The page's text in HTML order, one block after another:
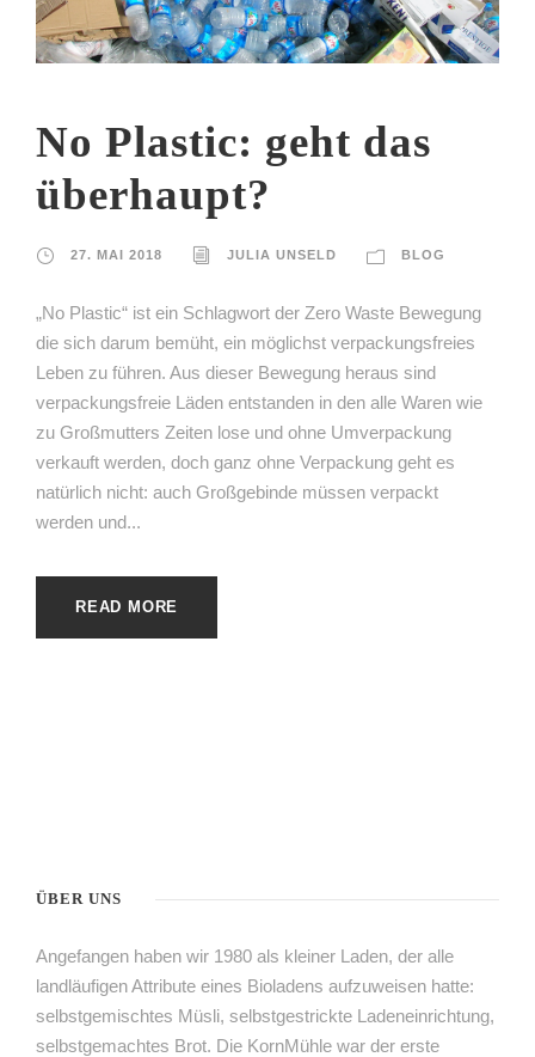
No Plastic: geht das
überhaupt?
27. MAI 2018 JULIA UNSELD BLOG
„No Plastic“ ist ein Schlagwort der Zero Waste Bewegung
die sich darum bemüht, ein möglichst verpackungsfreies
Leben zu führen. Aus dieser Bewegung heraus sind
verpackungsfreie Läden entstanden in den alle Waren wie
zu Großmutters Zeiten lose und ohne Umverpackung
verkauft werden, doch ganz ohne Verpackung geht es
natürlich nicht: auch Großgebinde müssen verpackt
werden und...
READ MORE
ÜBER UNS
Angefangen haben wir 1980 als kleiner Laden, der alle
landläufigen Attribute eines Bioladens aufzuweisen hatte:
selbstgemischtes Müsli, selbstgestrickte Ladeneinrichtung,
selbstgemachtes Brot. Die KornMühle war der erste